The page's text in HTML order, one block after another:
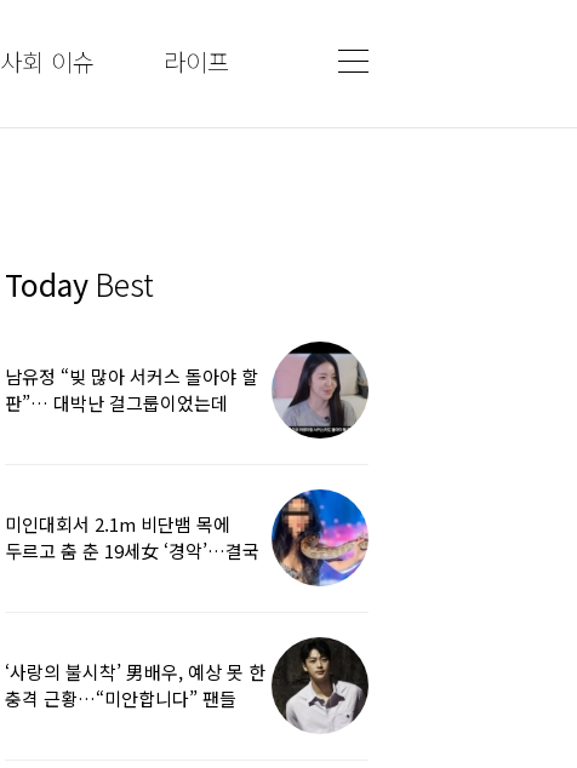
사회 이슈 라이프
Today Best
남유정 “빚 많아 서커스 돌아야 할
판”… 대박난 걸그룹이었는데
미인대회서 2.1m 비단뱀 목에
두르고 춤 춘 19세女 ‘경악’…결국
‘사랑의 불시착’ 男배우, 예상 못 한
충격 근황…“미안합니다” 팬들